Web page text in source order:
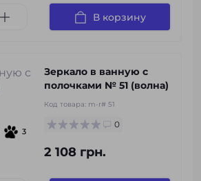
В корзину
3
Зеркало в ванную с
полочками № 51 (волна)
Код товара: m-r# 51
0
2 108 грн.